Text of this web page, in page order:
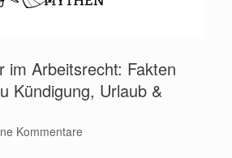
im Arbeitsrecht: Fakten
Kündigung, Urlaub &
Kommentare